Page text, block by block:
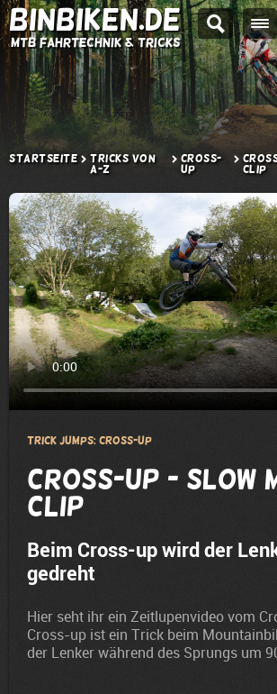
BINBIKEN.DE
MTB Fahrtechnik & Tricks
Startseite
Tricks von
A-Z
Cross-
up
Clip
Trick Jumps: Cross-up
Cross-up - Slow
Clip
Beim Cross-up wird der
gedreht
Hier seht ihr ein Zeitlupenvideo vom
Cross-up ist ein Trick beim
der Lenker während des Sprungs um